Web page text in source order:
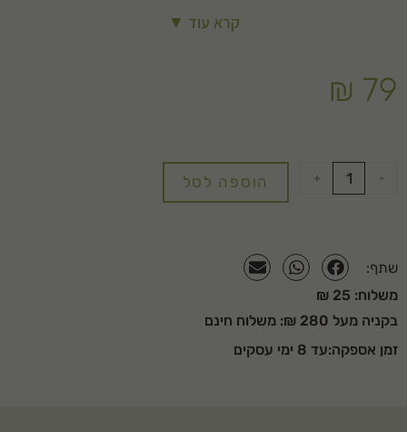
מטאטאים סטוקר עמידות במיוחד והם בין הצעצועים האהובים על הקטנים גם
באישור מכון התקנים הישראלי
קרא עוד ▼
₪ 79
-
+ הוספה לסל
שתף:
משלוח: 25 ₪
בקניה מעל 280 ₪: משלוח חינם
זמן אספקה:עד 8 ימי עסקים